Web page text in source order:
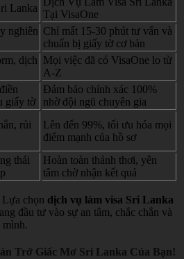
Lanka
Tại VisaOne
nghiên Chỉ mất 15-30 phút tư vấn và
chuẩn bị giấy tờ cơ bản
dịch Mọi việc đã có VisaOne lo từ
A-Z
giấy tờ
Đảm bảo chính xác 100%
nhờ đội ngũ chuyên gia
rủi
Lên đến 99%, tối ưu hóa mọi
điểm mạnh của hồ sơ
thái
Hoàn toàn thảnh thơi, yên
tâm chờ nhận kết quả
Lựa chọn dịch vụ làm visa Sri Lanka
đầu tư vào sự an tâm, chắc chắn và
mình.
Trở Giấc Mơ Sri Lanka Của Bạn!